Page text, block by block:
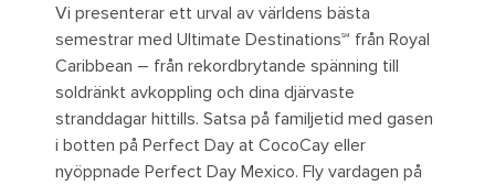
Vi presenterar ett urval av världens bästa
semestrar med Ultimate Destinations℠ från Royal
Caribbean – från rekordbrytande spänning till
soldränkt avkoppling och dina djärvaste
stranddagar hittills. Satsa på familjetid med gasen
i botten på Perfect Day at CocoCay eller
nyöppnade Perfect Day Mexico. Fly vardagen på